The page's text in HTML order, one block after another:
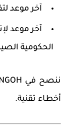
آخر موعد
آخر موعد
الحكومية الصينية: 25
ننصح في
أخطاء تقنية.